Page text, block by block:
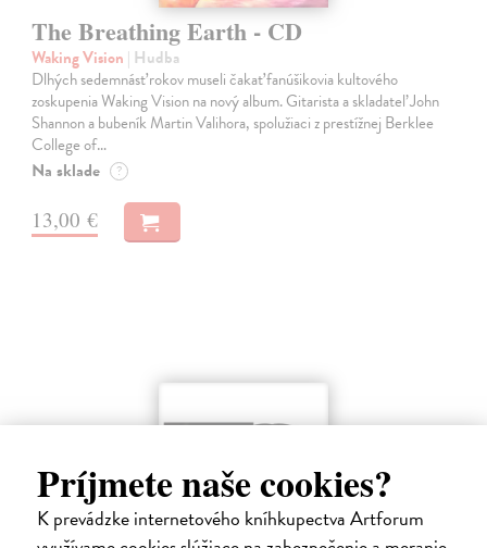
Príjmete naše cookies?
K prevádzke internetového kníhkupectva Artforum
The Breathing Earth - CD
Waking Vision | Hudba
Dlhých sedemnásť rokov museli čakať fanúšikovia kultového
zoskupenia Waking Vision na nový album. Gitarista a skladateľ John
Shannon a bubeník Martin Valihora, spolužiaci z prestížnej Berklee
College of…
Na sklade ?
13,00 €